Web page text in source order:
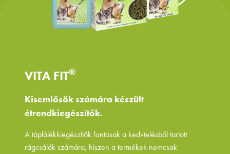
VITA FIT®
Kisemlősök számára készült
étrendkiegészítők.
A táplálékkiegészítők fontosak a kedvtelésből tartott
rágcsálók számára, hiszen a termékek nemcsak